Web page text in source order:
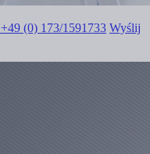
+49 (0) 173/1591733 Wyślij